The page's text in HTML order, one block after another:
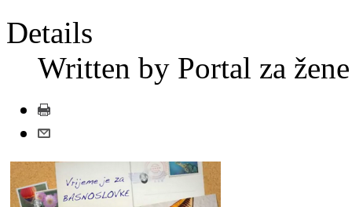
Details
Written by Portal za žene